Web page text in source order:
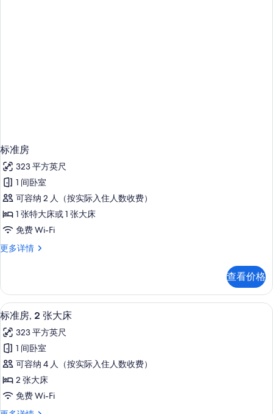
标准房
323 平方英尺
1 间卧室
可容纳 2 人（按实际入住人数收费）
1 张特大床或 1 张大床
免费 Wi-Fi
更多详情
标
多
信
息
查看价格
显
示
标
准
房,
2
张
客房内保险箱、办公桌、遮光窗帘、
1
标准房, 2 张大床
323 平方英尺
1 间卧室
可容纳 4 人（按实际入住人数收费）
2 张大床
免费 Wi-Fi